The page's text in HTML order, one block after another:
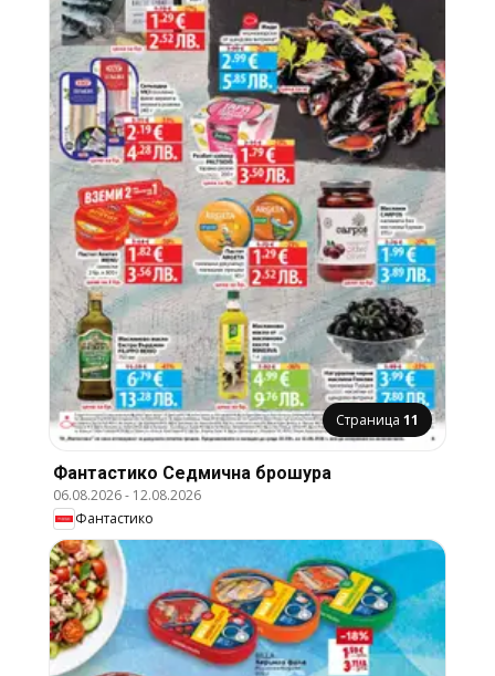
Страница 11
Фантастико Cедмична брошура
06.08.2026- 12.08.2026
Фантастико